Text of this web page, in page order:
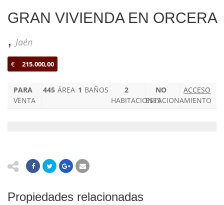
GRAN VIVIENDA EN ORCERA
, Jaén
€ 215.000,00
PARA
VENTA
445 ÁREA 1 BAÑOS
2
HABITACIONES
NO
ESTACIONAMIENTO
ACCESO
Propiedades relacionadas